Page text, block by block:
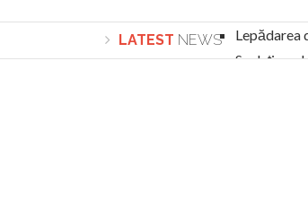
LATEST NEWS
Lepădarea
Sculați,